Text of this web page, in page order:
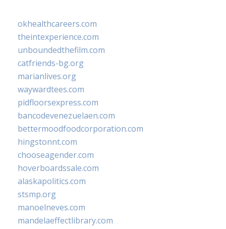
okhealthcareers.com
theintexperience.com
unboundedthefilm.com
catfriends-bg.org
marianlives.org
waywardtees.com
pidfloorsexpress.com
bancodevenezuelaen.com
bettermoodfoodcorporation.com
hingstonnt.com
chooseagender.com
hoverboardssale.com
alaskapolitics.com
stsmp.org
manoelneves.com
mandelaeffectlibrary.com